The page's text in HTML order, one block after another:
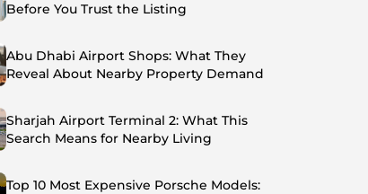
Before You Trust the Listing
Abu Dhabi Airport Shops: What They
Reveal About Nearby Property Demand
Sharjah Airport Terminal 2: What This
Search Means for Nearby Living
Top 10 Most Expensive Porsche Models: